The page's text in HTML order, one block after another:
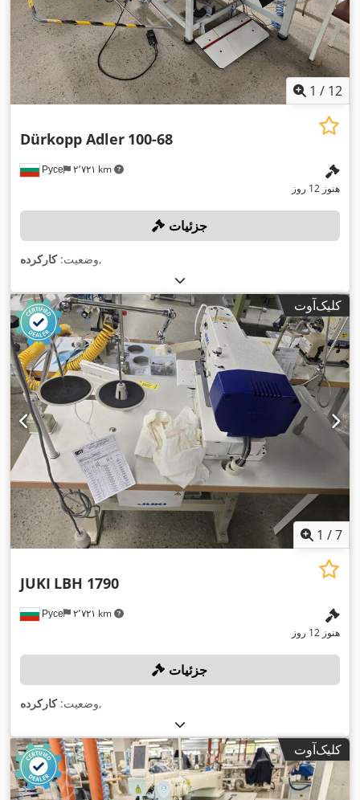
1 / 12
Русе ۲٬۷۲۱ km
Dürkopp Adler 100-68
هنوز 12 روز
جزئیات
وضعیت:کارکرده ,
کلیک‌آوت
1 /7
Русе ۲٬۷۲۱ km
JUKI LBH 1790
هنوز 12 روز
جزئیات
وضعیت:کارکرده ,
کلیک‌آوت